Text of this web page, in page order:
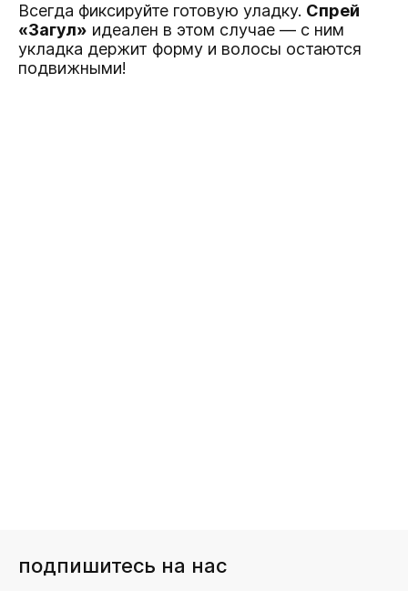
Всегда фиксируйте готовую уладку. Спрей
«Загул» идеален в этом случае — с ним
укладка держит форму и волосы остаются
подвижными!
подпишитесь на нас